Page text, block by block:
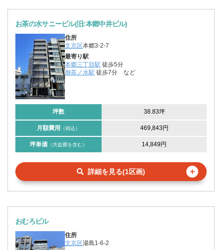
お茶の水サニービル(旧:本郷中井ビル)
住所
文京区本郷3-2-7
最寄り駅
本郷三丁目駅 徒歩5分
御茶ノ水駅 徒歩7分 など
坪数 38.83坪
月額費用 （税込） 469,843円
坪単価 （共益費を含む） 14,849円
詳細を見る(1区画) ＋
おむろビル
住所
文京区湯島1-6-2